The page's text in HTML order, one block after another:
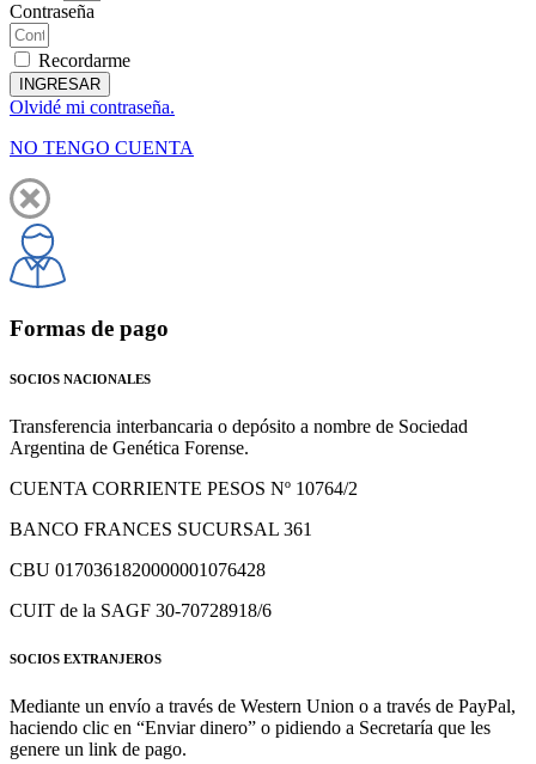
Contraseña
Recordarme
INGRESAR
Olvidé mi contraseña.
NO TENGO CUENTA
Formas de pago
SOCIOS NACIONALES
Transferencia interbancaria o depósito a nombre de Sociedad
Argentina de Genética Forense.
CUENTA CORRIENTE PESOS Nº 10764/2
BANCO FRANCES SUCURSAL 361
CBU 0170361820000001076428
CUIT de la SAGF 30-70728918/6
SOCIOS EXTRANJEROS
Mediante un envío a través de Western Union o a través de PayPal,
haciendo clic en “Enviar dinero” o pidiendo a Secretaría que les
genere un link de pago.